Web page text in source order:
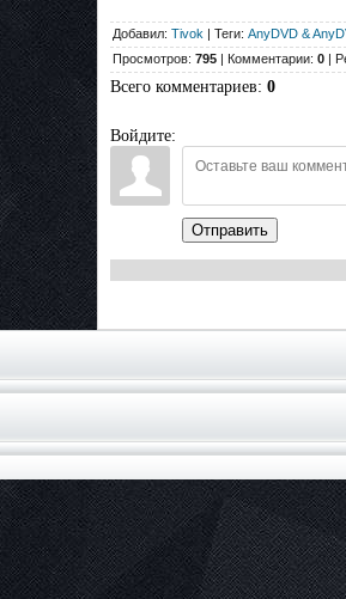
Добавил: Tivok | Теги: AnyDVD &
Просмотров: 795 | Комментарии: 0 |
Всего комментариев: 0
Войдите:
Отправить